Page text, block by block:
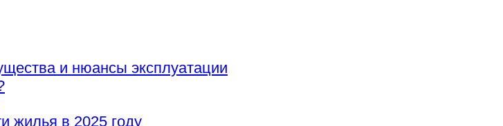
и нюансы эксплуатации
жилья в 2025 году